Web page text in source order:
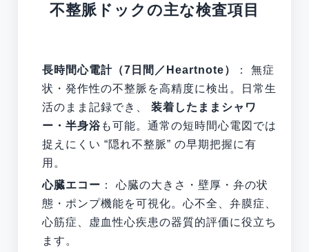
不整脈ドックの主な検査項目
長時間心電計（7日間／Heartnote）
： 無症
状・発作性の不整脈を高精度に検出。日常生
活のまま記録でき、装着したままシャワ
ー・半身浴 も可能。通常の短時間心電図では
捉えにくい “隠れ不整脈” の早期把握に有
用。
心臓エコー ： 心臓の大きさ・壁厚・弁の状
態・ポンプ機能を可視化。心不全、弁膜症、
心筋症、虚血性心疾患の器質的評価に役立ち
ます。